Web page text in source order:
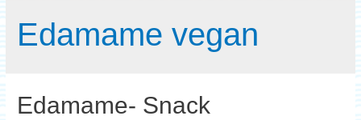
Edamame vegan
Edamame- Snack